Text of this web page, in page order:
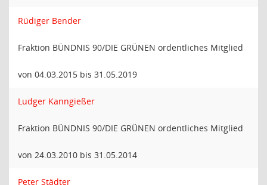
Rüdiger Bender
Fraktion BÜNDNIS 90/DIE GRÜNEN ordentliches Mitglied
von 04.03.2015 bis 31.05.2019
Ludger Kanngießer
Fraktion BÜNDNIS 90/DIE GRÜNEN ordentliches Mitglied
von 24.03.2010 bis 31.05.2014
Peter Städter